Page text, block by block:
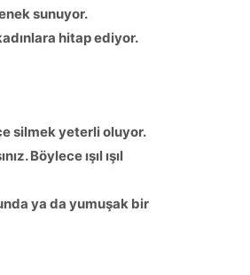
sunuyor.
hitap ediyor.
silmek yeterli oluyor.
Böylece ışıl ışıl
ya da yumuşak bir